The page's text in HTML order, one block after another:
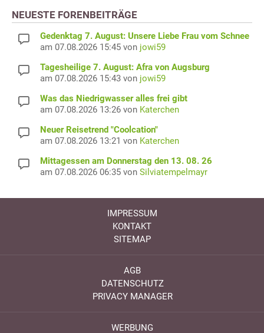
NEUESTE FORENBEITRÄGE
Gedenktag 7. August: Unsere Liebe Frau vom Schnee
am 07.08.2026 15:45 von jowi59
Tagesheilige 7. August: Afra von Augsburg
am 07.08.2026 15:43 von jowi59
Was das Niedrigwasser alles frei gibt
am 07.08.2026 13:26 von Katerchen
Neuer Reisetrend "Coolcation"
am 07.08.2026 13:21 von Katerchen
Mittagessen am Donnerstag den 13. 08. 26
am 07.08.2026 06:35 von Silviatempelmayr
IMPRESSUM
KONTAKT
SITEMAP
AGB
DATENSCHUTZ
PRIVACY MANAGER
WERBUNG